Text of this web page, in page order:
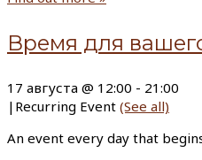
Время для
17 августа @ 12:00 - 21:00
| Recurring Event (See all)
An event every day that